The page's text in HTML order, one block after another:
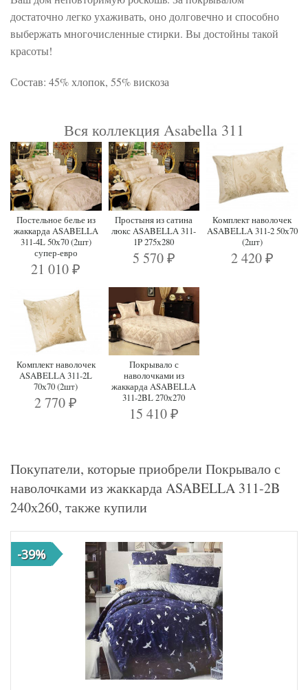
достаточно легко ухаживать, оно долговечно и способно
выбержать многочисленные стирки. Вы достойны такой
красоты!
Состав: 45% хлопок, 55% вискоза
Вся коллекция Asabella 311
Постельное белье из
жаккарда ASABELLA
311-4L 50х70 (2шт)
супер-евро
21 010₽
Простыня из сатина
люкс ASABELLA 311-
1P 275х280
5 570 ₽
Комплект наволочек
ASABELLA 311-2 50х70
(2шт)
2 420 ₽
Комплект наволочек
ASABELLA 311-2L
70х70 (2шт)
2 770₽
Покрывало с
наволочками из
жаккарда ASABELLA
311-2BL 270х270
15 410 ₽
Покупатели, которые приобрели Покрывало с
наволочками из жаккарда ASABELLA 311-2B
240х260, также купили
-39%